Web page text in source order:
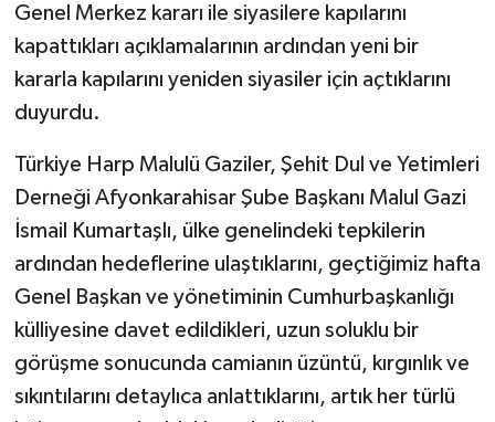
Genel Merkez kararı ile siyasilere kapılarını
kapattıkları açıklamalarının ardından yeni bir
kararla kapılarını yeniden siyasiler için açtıklarını
duyurdu.
Türkiye Harp Malulü Gaziler, Şehit Dul ve Yetimleri
Derneği Afyonkarahisar Şube Başkanı Malul Gazi
İsmail Kumartaşlı, ülke genelindeki tepkilerin
ardından hedeflerine ulaştıklarını, geçtiğimiz hafta
Genel Başkan ve yönetiminin Cumhurbaşkanlığı
külliyesine davet edildikleri, uzun soluklu bir
görüşme sonucunda camianın üzüntü, kırgınlık ve
sıkıntılarını detaylıca anlattıklarını, artık her türlü